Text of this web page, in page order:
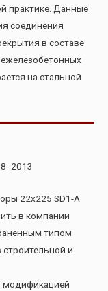
практике. Данные
соединения
в составе
на стальной
2013
22х225 SD1-А
в компании
типом
и
модификацией